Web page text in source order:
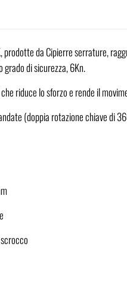
prodotte da Cipierre serrature,
di sicurezza, 6Kn.
riduce lo sforzo e rende il
(doppia rotazione chiave di